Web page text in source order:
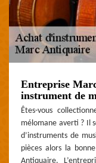
Entreprise
instrument de
Êtes-vous
mélomane averti ? Il
d’instruments de
pièces alors la
Antiquaire.